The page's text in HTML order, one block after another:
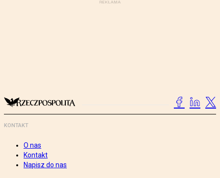
KONTAKT
O nas
Kontakt
Napisz do nas